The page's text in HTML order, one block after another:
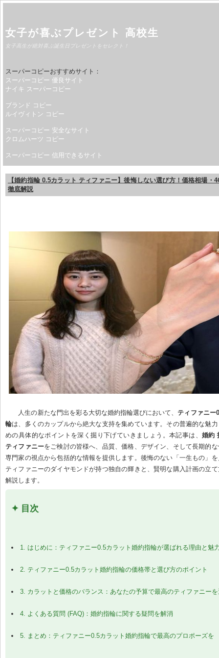
女子が喜ぶプレゼント 高校生
女子高生が絶対喜ぶ誕生日プレゼントをセレクト！
スーパーコピーおすすめサイト：
スーパーコピー 優良サイト
ナイキ スーパーコピー
ブランド コピー
ルイヴィトン コピー
スーパーコピー 安全なサイト
クロムハーツ コピー
スーパーコピー 信用できるサイト
【婚約指輪 0.5カラット ティファニー】後悔しない選び方！価格相場・
徹底解説
人生の新たな門出を彩る大切な婚約指輪選びにおいて、 ティファニー
輪は、多くのカップルから絶大な支持を集めています。その普遍的な魅
めの具体的なポイントを深く掘り下げていきましょう。本記事は、 婚約
ティファニーをご検討の皆様へ、品質、価格、デザイン、そして長期的
専門家の視点から包括的な情報を提供します。後悔のない「一生もの」
ティファニーのダイヤモンドが持つ独自の輝きと、賢明な購入計画の立
解説します。
✦ 目次
1. はじめに：ティファニー0.5カラット婚約指輪が選ばれる理由と魅
2. ティファニー0.5カラット婚約指輪の価格帯と選び方のポイント
3. カラットと価格のバランス：あなたの予算で最高のティファニー
4. よくある質問 (FAQ)：婚約指輪に関する疑問を解消
5. まとめ：ティファニー0.5カラット婚約指輪で最高のプロポーズを